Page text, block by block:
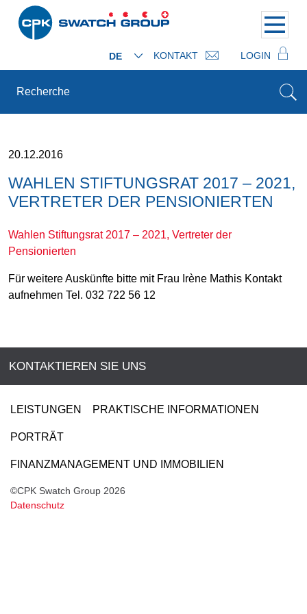
DE KONTAKT LOGIN
20.12.2016
WAHLEN STIFTUNGSRAT 2017 – 2021,
VERTRETER DER PENSIONIERTEN
Wahlen Stiftungsrat 2017 – 2021, Vertreter der
Pensionierten
Für weitere Auskünfte bitte mit Frau Irène Mathis Kontakt
aufnehmen Tel. 032 722 56 12
KONTAKTIEREN SIE UNS
©CPK Swatch Group 2026
Datenschutz
LEISTUNGEN PRAKTISCHE INFORMATIONEN
PORTRÄT
FINANZMANAGEMENT UND IMMOBILIEN